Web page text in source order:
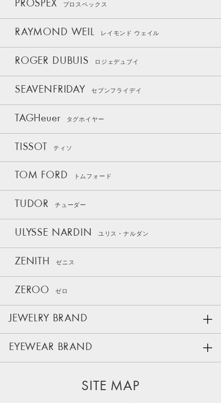
PROSPEX プロスペックス
RAYMOND WEIL レイモンド ウェイル
ROGER DUBUIS ロジェデュブイ
SEAVENFRIDAY セブンフライデイ
TAGHeuer タグホイヤー
TISSOT ティソ
TOM FORD トムフォード
TUDOR チューダー
ULYSSE NARDIN ユリス・ナルダン
ZENITH ゼニス
ZEROO ゼロ
JEWELRY BRAND
EYEWEAR BRAND
SITE MAP